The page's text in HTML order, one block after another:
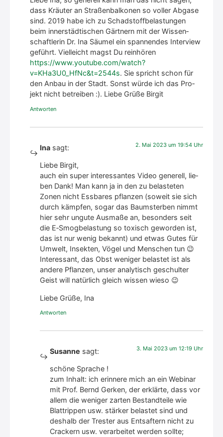
dass Kräu­ter an Stra­ßen­bal­ko­nen so vol­ler Abga­se
sind. 2019 habe ich zu Schad­stoff­be­las­tun­gen
beim inner­städ­ti­schen Gärt­nern mit der Wis­sen­
schaft­le­rin Dr. Ina Säu­mel ein span­nen­des Inter­view
geführt. Viel­leicht magst Du rein­hö­ren
https://www.youtube.com/watch?
v=KHa3U0_HfNc&t=2544s. Sie spricht schon für
den Anbau in der Stadt. Sonst wür­de ich das Pro­
jekt nicht betrei­ben :). Lie­be Grü­ße Bir­git
Antworten
Ina sagt: 2. Mai 2023 um 19:54 Uhr
Lie­be Bir­git,
auch ein super inter­es­san­tes Video gene­rell, lie­
ben Dank! Man kann ja in den zu belas­te­ten
Zonen nicht Ess­ba­res pflan­zen (soweit sie sich
durch kämp­fen, sogar das Baum­ster­ben nimmt
hier sehr ungu­te Aus­ma­ße an, beson­ders seit
die E‑Smogbelastung so toxisch gewor­den ist,
das ist nur wenig bekannt) und etwas Gutes für
Umwelt, Insek­ten, Vögel und Men­schen tun 😉
Inter­es­sant, das Obst weni­ger belas­tet ist als
ande­re Pflan­zen, unser ana­ly­tisch geschul­ter
Geist will natür­lich gleich wis­sen wie­so 😉
Lie­be Grü­ße, Ina
Antworten
Susanne sagt: 3. Mai 2023 um 12:19 Uhr
schö­ne Spra­che !
zum Inhalt: ich erin­ne­re mich an ein Web­i­nar
mit Prof. Bernd Ger­ken, der erklär­te, dass vor
allem die weni­ger zar­ten Bestand­tei­le wie
Blatt­rip­pen usw. stär­ker belas­tet sind und
des­halb der Tres­ter aus Ent­saf­tern nicht zu
Cra­ckern usw. ver­ar­bei­tet wer­den soll­te;